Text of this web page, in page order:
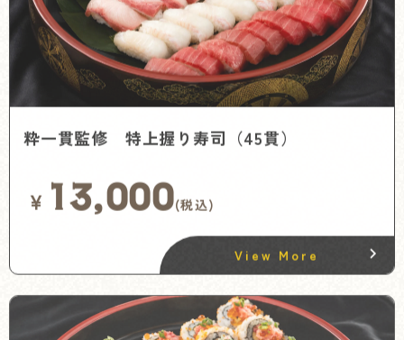
粋一貫監修 特上握り寿司（45貫）
¥ 13,000(税込)
View More